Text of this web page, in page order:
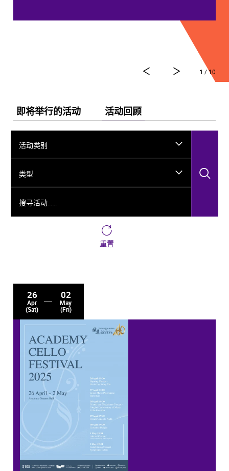
艺术的交融流变搬上舞台。
舞剧《龟兹》集结了各方力量，佟睿睿担任总编导，文
史学者韩子勇担任编剧，主创团队汇集了制作人李东，
运，服装设计阳东霖，视觉总监王涵，编导李宏钧、魏
内艺术家。舞剧以新疆艺术剧院歌舞团和新疆师范大学
的青年舞者为班底，携手国内优秀青年舞蹈艺术家共同
1 / 10
即将举行的活动 活动回顾
活动类别
类型
重置
26
Apr
(Sat)
02
May
(Fri)